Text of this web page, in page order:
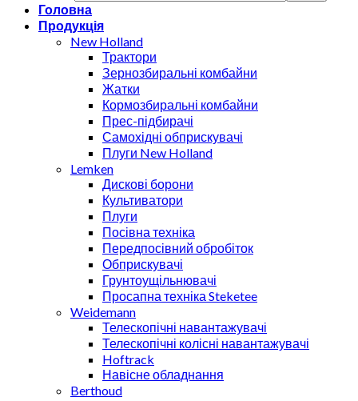
Головна
Продукція
New Holland
Трактори
Зернозбиральні комбайни
Жатки
Кормозбиральні комбайни
Прес-підбирачі
Самохідні обприскувачі
Плуги New Holland
Lemken
Дискові борони
Культиватори
Плуги
Посівна техніка
Передпосівний обробіток
Обприскувачі
Грунтоущільнювачі
Просапна техніка Steketee
Weidemann
Телескопічні навантажувачі
Телескопічні колісні навантажувачі
Hoftrack
Навісне обладнання
Berthoud